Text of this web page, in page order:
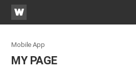
WATV
Mobile App
MY PAGE